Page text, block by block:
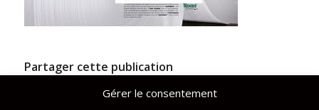
Gérer le consentement
Partager cette publication